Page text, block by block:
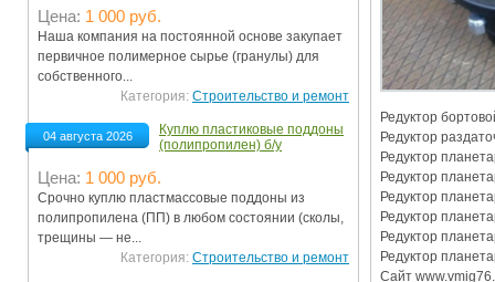
Ограничения движения транспорта на майские
Электронные транспортные карты
Редуктор
Редуктор
Редуктор
Редуктор
Редуктор
Редуктор
Редуктор
Редуктор
Сайт
Цена: 1 000 руб.
Наша компания на постоянной основе закупает
первичное полимерное сырье (гранулы) для
собственного...
Категория: Строительство и ремонт
04 августа 2026
Куплю пластиковые поддоны
(полипропилен) б/у
Цена: 1 000 руб.
Срочно куплю пластмассовые поддоны из
полипропилена (ПП) в любом состоянии (сколы,
трещины — не...
Категория: Строительство и ремонт